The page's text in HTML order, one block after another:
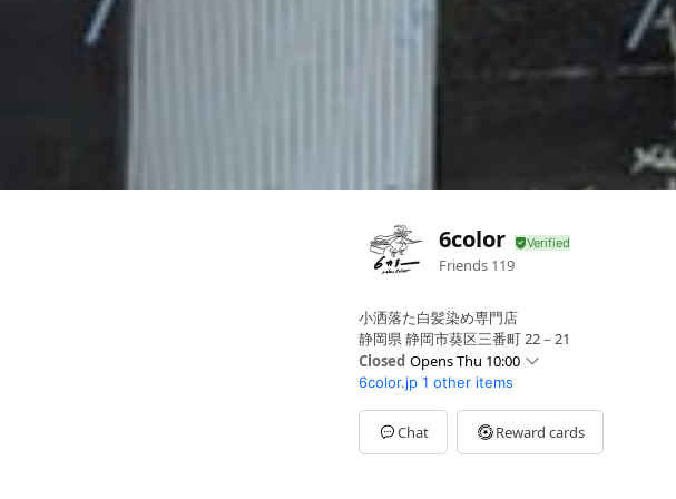
6color
Friends 119
小洒落た白髪染め専門店
静岡県 静岡市葵区三番町 22－21
Closed Opens Thu 10:00
Sun00:00 - 00:00
Mon10:00 - 20:00
Tue10:00 - 17:00
Wed18:00 - 20:00
6color.jp 1 other items
Chat Reward cards